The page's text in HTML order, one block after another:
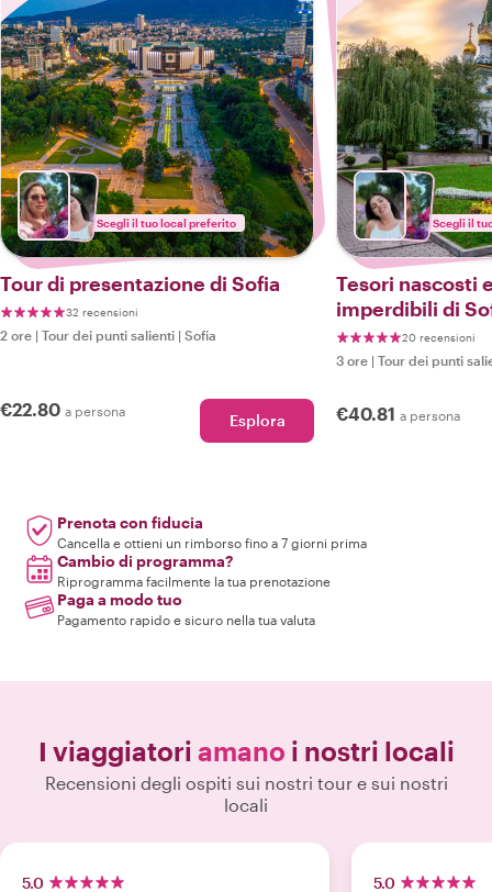
Scegli il tuo local preferito
Tour di presentazione di Sofia
32 recensioni
2 ore | Tour dei punti salienti | Sofia
€22.80 a persona Esplora
Scegli il
Tesori nascosti
imperdibili di
20 recensioni
3 ore | Tour dei punti
€40.81 a persona
Prenota con fiducia
Cancella e ottieni un rimborso fino a 7 giorni prima
Cambio di programma?
Riprogramma facilmente la tua prenotazione
Paga a modo tuo
Pagamento rapido e sicuro nella tua valuta
I viaggiatori amano i nostri locali
Recensioni degli ospiti sui nostri tour e sui nostri
locali
5.0 5.0